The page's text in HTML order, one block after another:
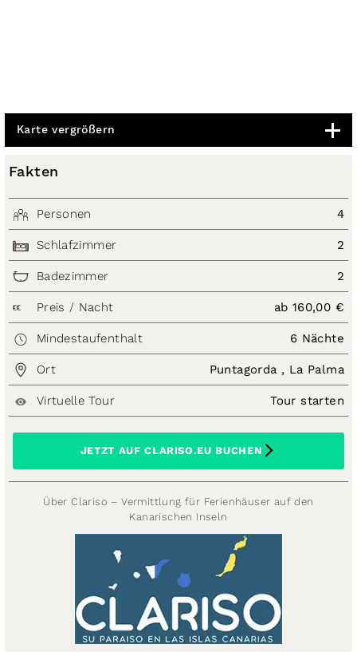
Karte vergrößern
Fakten
Personen 4
Schlafzimmer 2
Badezimmer 2
€€ Preis / Nacht ab 160,00 €
Mindestaufenthalt 6 Nächte
Ort Puntagorda , La Palma
Virtuelle Tour Tour starten
JETZT AUF CLARISO.EU BUCHEN
Über Clariso – Vermittlung für Ferienhäuser auf den
Kanarischen Inseln